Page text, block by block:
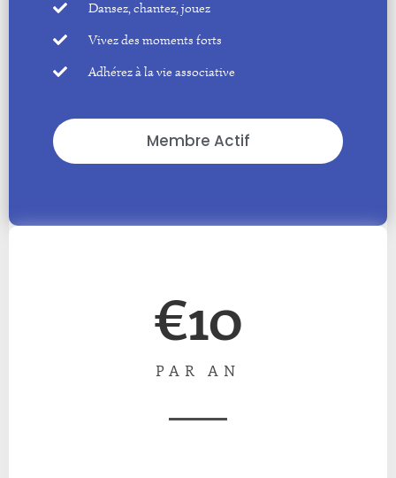
Dansez, chantez, jouez
Vivez des moments forts
Adhérez à la vie associative
Membre Actif
€10
PAR AN